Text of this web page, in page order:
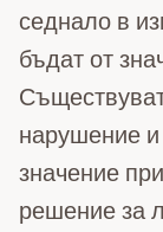
седнало в
бъдат от
нарушение и
значение
решение за